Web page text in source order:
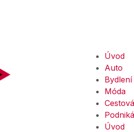
Úvod
Auto
Bydlení
Móda
Úvod